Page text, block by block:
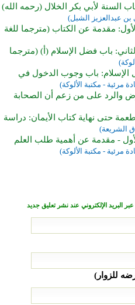
السنة لأبي بكر الخلال (رحمه الله)
عبدالعزيز الشبل)
مقدمة عن الكتاب (مترجما للغة
باب فضل الإسلام (أ) (مترجما
باب وجوب الدخول في
مرئية - مكتبة الألوكة)
والرد على من زعم أن الصحابة
حتى نهاية كتاب الأيمان: دراسة
الشريعة)
- مقدمة عن أهمية طلب العلم
مرئية - مكتبة الألوكة)
عبر البريد الإلكتروني عند نشر تعليق جديد
للزوار)